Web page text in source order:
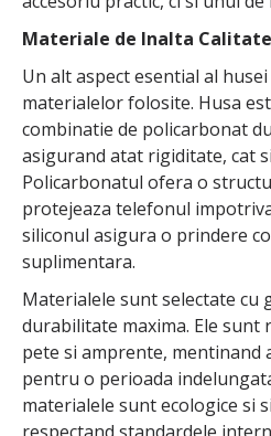
Materiale de Inalta Calitate
Un alt aspect esential al
materialelor folosite. Husa
combinatie de policarbonat
asigurand atat rigiditate, cat
Policarbonatul ofera o
protejeaza telefonul
siliconul asigura o prindere
suplimentara.
Materialele sunt selectate cu
durabilitate maxima. Ele
pete si amprente, mentinand
pentru o perioada
materialele sunt ecologice si